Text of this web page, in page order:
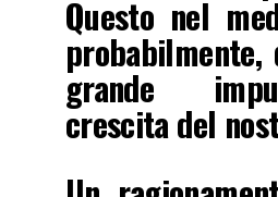
Questo nel
probabilmente,
grande
crescita del